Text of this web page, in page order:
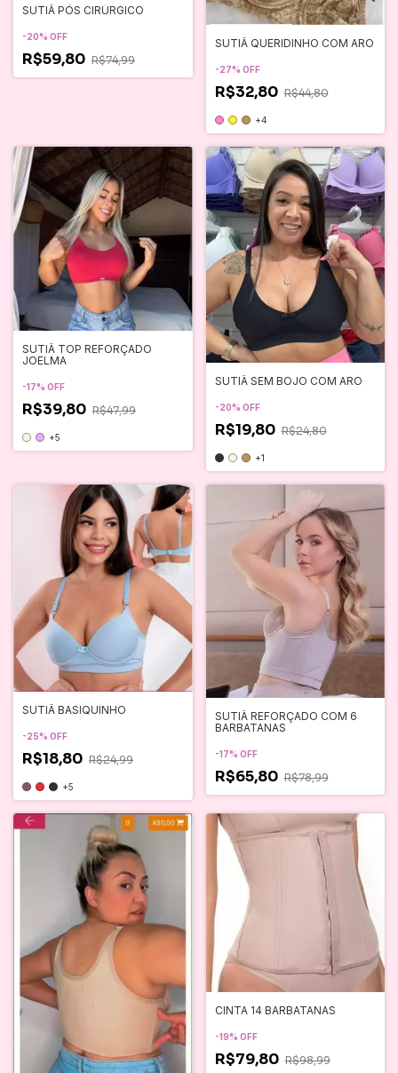
SUTIÃ PÓS CIRÚRGICO
-20% OFF
R$59,80 R$74,99
SUTIÃ QUERIDINHO COM ARO
-27% OFF
R$32,80 R$44,80
+4
SUTIÃ TOP REFORÇADO
JOELMA
-17% OFF
R$39,80 R$47,99
+5
SUTIÃ SEM BOJO COM ARO
-20% OFF
R$19,80 R$24,80
+1
SUTIÃ BASIQUINHO
-25% OFF
R$18,80 R$24,99
+5
SUTIÃ REFORÇADO COM 6
BARBATANAS
-17% OFF
R$65,80 R$78,99
CINTA 14 BARBATANAS
-19% OFF
R$79,80 R$98,99